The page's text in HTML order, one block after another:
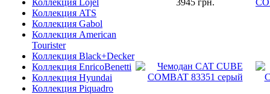
Коллекция Lojel
Коллекция ATS
Коллекция Gabol
Коллекция American
Tourister
Коллекция Black+Decker
Коллекция EnricoBenetti
Коллекция Hyundai
Коллекция Piquadro
3945грн.